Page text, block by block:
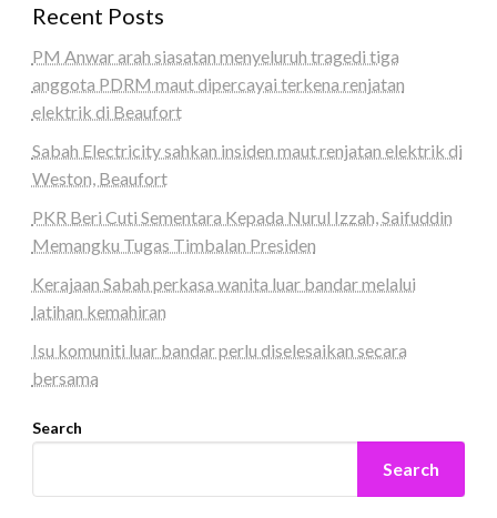
Recent Posts
PM Anwar arah siasatan menyeluruh tragedi tiga
anggota PDRM maut dipercayai terkena renjatan
elektrik di Beaufort
Sabah Electricity sahkan insiden maut renjatan elektrik di
Weston, Beaufort
PKR Beri Cuti Sementara Kepada Nurul Izzah, Saifuddin
Memangku Tugas Timbalan Presiden
Kerajaan Sabah perkasa wanita luar bandar melalui
latihan kemahiran
Isu komuniti luar bandar perlu diselesaikan secara
bersama
Search
Search